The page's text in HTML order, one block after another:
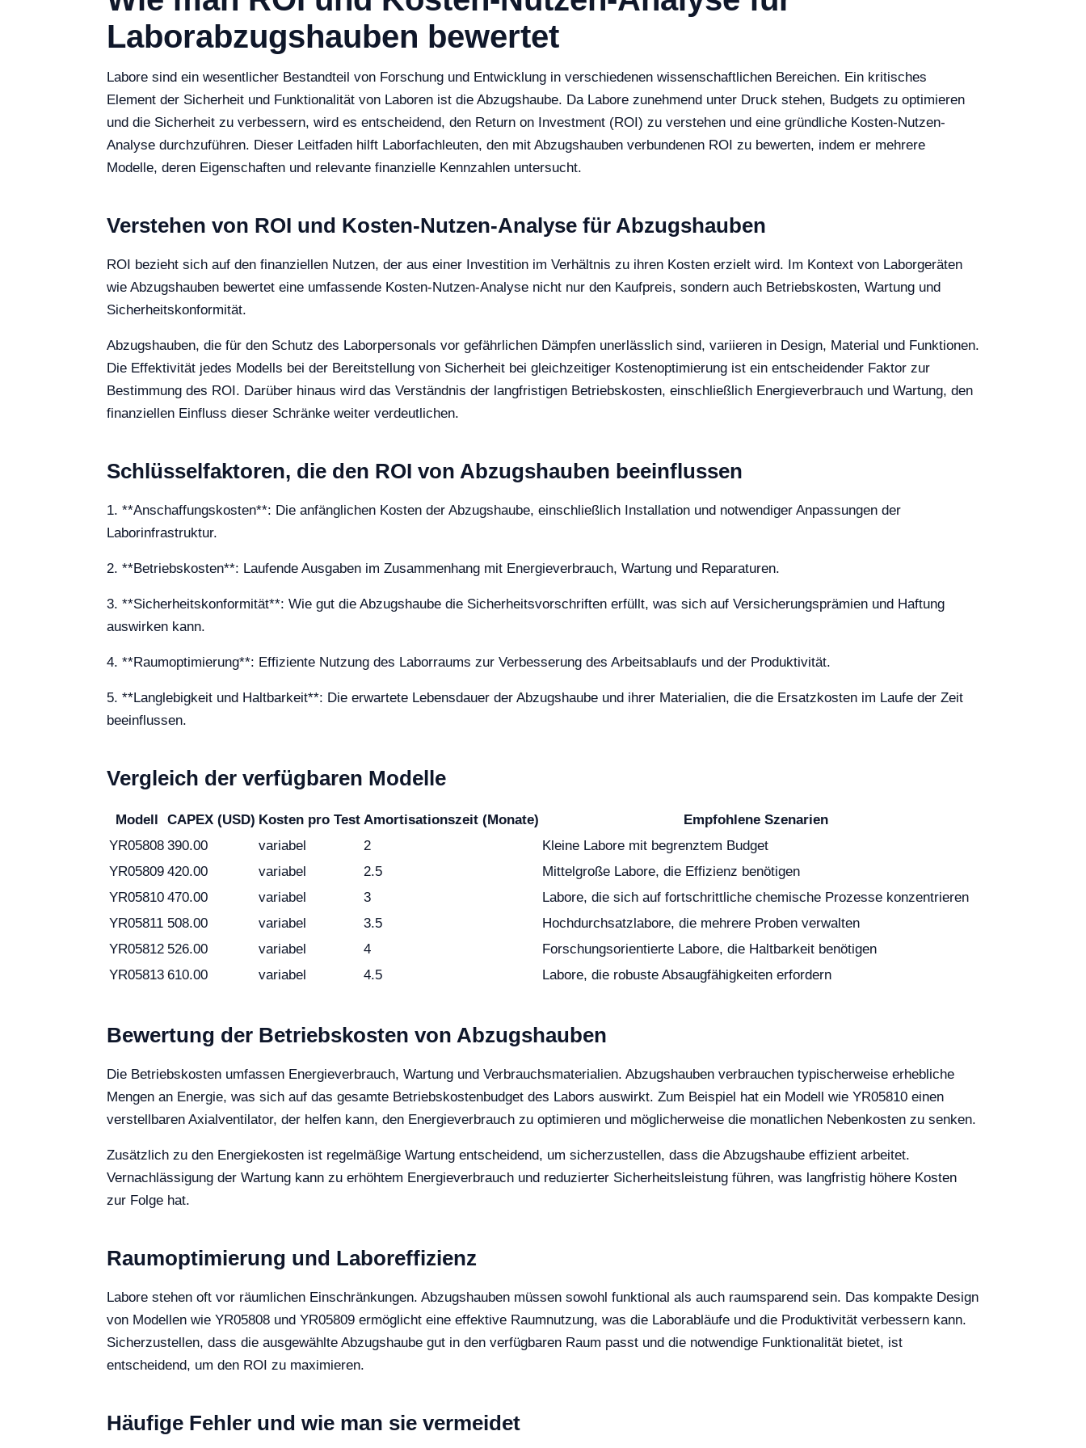
Laborabzugshauben bewertet
Labore sind ein wesentlicher Bestandteil von Forschung und Entwicklung in verschiedenen wissenschaftlichen Bereichen. Ein kritisches
Element der Sicherheit und Funktionalität von Laboren ist die Abzugshaube. Da Labore zunehmend unter Druck stehen, Budgets zu optimieren
und die Sicherheit zu verbessern, wird es entscheidend, den Return on Investment (ROI) zu verstehen und eine gründliche Kosten-Nutzen-
Analyse durchzuführen. Dieser Leitfaden hilft Laborfachleuten, den mit Abzugshauben verbundenen ROI zu bewerten, indem er mehrere
Modelle, deren Eigenschaften und relevante finanzielle Kennzahlen untersucht.
Verstehen von ROI und Kosten-Nutzen-Analyse für Abzugshauben
ROI bezieht sich auf den finanziellen Nutzen, der aus einer Investition im Verhältnis zu ihren Kosten erzielt wird. Im Kontext von Laborgeräten
wie Abzugshauben bewertet eine umfassende Kosten-Nutzen-Analyse nicht nur den Kaufpreis, sondern auch Betriebskosten, Wartung und
Sicherheitskonformität.
Abzugshauben, die für den Schutz des Laborpersonals vor gefährlichen Dämpfen unerlässlich sind, variieren in Design, Material und Funktionen.
Die Effektivität jedes Modells bei der Bereitstellung von Sicherheit bei gleichzeitiger Kostenoptimierung ist ein entscheidender Faktor zur
Bestimmung des ROI. Darüber hinaus wird das Verständnis der langfristigen Betriebskosten, einschließlich Energieverbrauch und Wartung, den
finanziellen Einfluss dieser Schränke weiter verdeutlichen.
Schlüsselfaktoren, die den ROI von Abzugshauben beeinflussen
1. **Anschaffungskosten**: Die anfänglichen Kosten der Abzugshaube, einschließlich Installation und notwendiger Anpassungen der
Laborinfrastruktur.
2. **Betriebskosten**: Laufende Ausgaben im Zusammenhang mit Energieverbrauch, Wartung und Reparaturen.
3. **Sicherheitskonformität**: Wie gut die Abzugshaube die Sicherheitsvorschriften erfüllt, was sich auf Versicherungsprämien und Haftung
auswirken kann.
4. **Raumoptimierung**: Effiziente Nutzung des Laborraums zur Verbesserung des Arbeitsablaufs und der Produktivität.
5. **Langlebigkeit und Haltbarkeit**: Die erwartete Lebensdauer der Abzugshaube und ihrer Materialien, die die Ersatzkosten im Laufe der Zeit
beeinflussen.
Vergleich der verfügbaren Modelle
Modell CAPEX (USD) Kosten pro Test Amortisationszeit (Monate)
Empfohlene Szenarien
YR05808 390.00 variabel 2
Kleine Labore mit begrenztem Budget
YR05809 420.00 variabel 2.5
Mittelgroße Labore, die Effizienz benötigen
YR05810 470.00 variabel 3
Labore, die sich auf fortschrittliche chemische Prozesse konzentrieren
YR05811 508.00 variabel 3.5
Hochdurchsatzlabore, die mehrere Proben verwalten
YR05812 526.00 variabel 4
Forschungsorientierte Labore, die Haltbarkeit benötigen
YR05813 610.00 variabel 4.5 Labore, die robuste Absaugfähigkeiten erfordern
Bewertung der Betriebskosten von Abzugshauben
Die Betriebskosten umfassen Energieverbrauch, Wartung und Verbrauchsmaterialien. Abzugshauben verbrauchen typischerweise erhebliche
Mengen an Energie, was sich auf das gesamte Betriebskostenbudget des Labors auswirkt. Zum Beispiel hat ein Modell wie YR05810 einen
verstellbaren Axialventilator, der helfen kann, den Energieverbrauch zu optimieren und möglicherweise die monatlichen Nebenkosten zu senken.
Zusätzlich zu den Energiekosten ist regelmäßige Wartung entscheidend, um sicherzustellen, dass die Abzugshaube effizient arbeitet.
Vernachlässigung der Wartung kann zu erhöhtem Energieverbrauch und reduzierter Sicherheitsleistung führen, was langfristig höhere Kosten
zur Folge hat.
Raumoptimierung und Laboreffizienz
Labore stehen oft vor räumlichen Einschränkungen. Abzugshauben müssen sowohl funktional als auch raumsparend sein. Das kompakte Design
von Modellen wie YR05808 und YR05809 ermöglicht eine effektive Raumnutzung, was die Laborabläufe und die Produktivität verbessern kann.
Sicherzustellen, dass die ausgewählte Abzugshaube gut in den verfügbaren Raum passt und die notwendige Funktionalität bietet, ist
entscheidend, um den ROI zu maximieren.
Häufige Fehler und wie man sie vermeidet